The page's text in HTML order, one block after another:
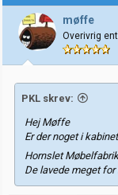
møffe
Overivrig
PKL skrev:
Hej Møffe
Er der noget i
Hornslet Møbelfabrik
De lavede meget